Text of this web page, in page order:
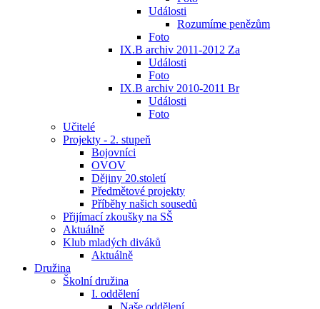
Události
Rozumíme penězům
Foto
IX.B archiv 2011-2012 Za
Události
Foto
IX.B archiv 2010-2011 Br
Události
Foto
Učitelé
Projekty - 2. stupeň
Bojovníci
OVOV
Dějiny 20.století
Předmětové projekty
Příběhy našich sousedů
Přijímací zkoušky na SŠ
Aktuálně
Klub mladých diváků
Aktuálně
Družina
Školní družina
I. oddělení
Naše oddělení